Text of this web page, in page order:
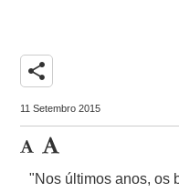
share
11 Setembro 2015
"Nos últimos anos, os